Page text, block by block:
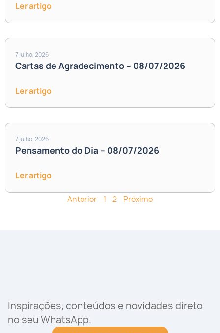
Ler artigo
7 julho, 2026
Cartas de Agradecimento – 08/07/2026
Ler artigo
7 julho, 2026
Pensamento do Dia – 08/07/2026
Ler artigo
Anterior 1 2 Próximo
Inspirações, conteúdos e novidades direto
no seu WhatsApp.